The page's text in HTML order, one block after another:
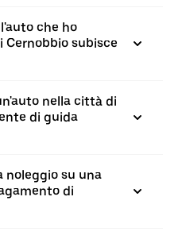
che ho
subisce
nella città di
di guida
noleggio su una
di